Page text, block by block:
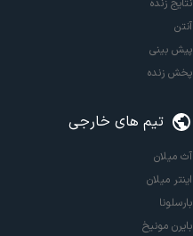
آنتن
پیش بینی
پخش زنده
تیم های خارجی
آث میلان
اینتر میلان
بارسلونا
بایرن مونیخ